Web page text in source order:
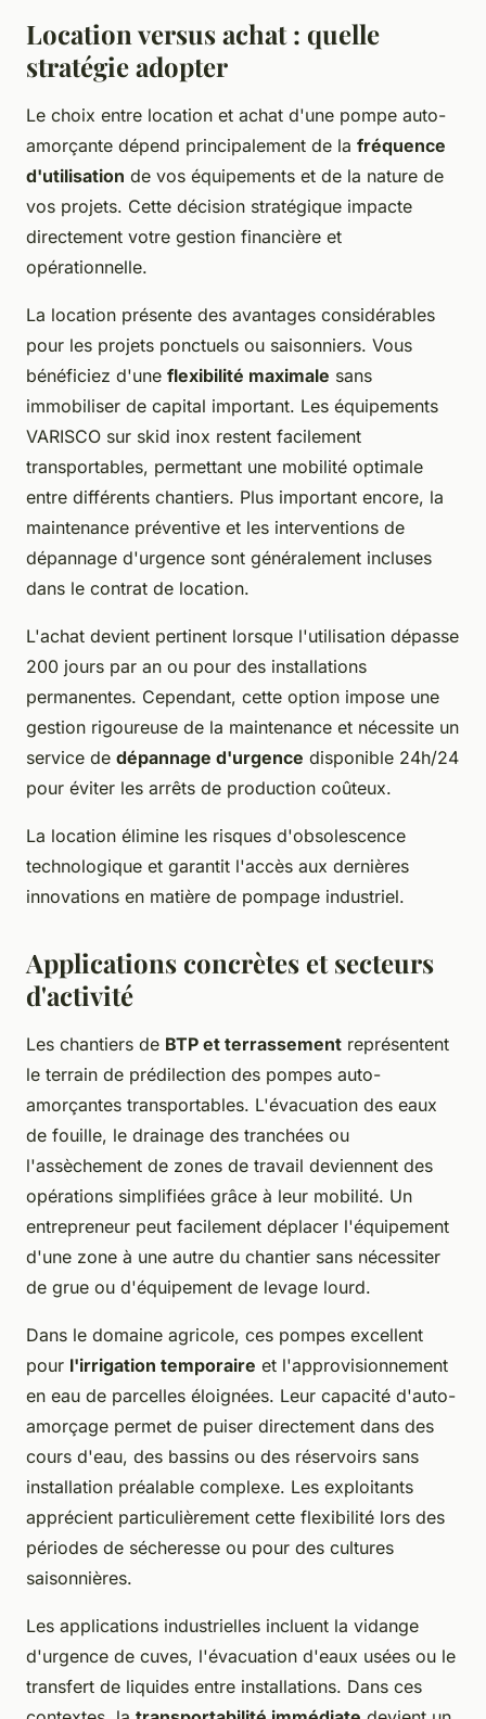
Location versus achat : quelle
stratégie adopter
Le choix entre location et achat d'une pompe auto-
amorçante dépend principalement de la fréquence
d'utilisation de vos équipements et de la nature de
vos projets. Cette décision stratégique impacte
directement votre gestion financière et
opérationnelle.
La location présente des avantages considérables
pour les projets ponctuels ou saisonniers. Vous
bénéficiez d'une flexibilité maximale sans
immobiliser de capital important. Les équipements
VARISCO sur skid inox restent facilement
transportables, permettant une mobilité optimale
entre différents chantiers. Plus important encore, la
maintenance préventive et les interventions de
dépannage d'urgence sont généralement incluses
dans le contrat de location.
L'achat devient pertinent lorsque l'utilisation dépasse
200 jours par an ou pour des installations
permanentes. Cependant, cette option impose une
gestion rigoureuse de la maintenance et nécessite un
service de dépannage d'urgence disponible 24h/24
pour éviter les arrêts de production coûteux.
La location élimine les risques d'obsolescence
technologique et garantit l'accès aux dernières
innovations en matière de pompage industriel.
Applications concrètes et secteurs
d'activité
Les chantiers de BTP et terrassement représentent
le terrain de prédilection des pompes auto-
amorçantes transportables. L'évacuation des eaux
de fouille, le drainage des tranchées ou
l'assèchement de zones de travail deviennent des
opérations simplifiées grâce à leur mobilité. Un
entrepreneur peut facilement déplacer l'équipement
d'une zone à une autre du chantier sans nécessiter
de grue ou d'équipement de levage lourd.
Dans le domaine agricole, ces pompes excellent
pour l'irrigation temporaire et l'approvisionnement
en eau de parcelles éloignées. Leur capacité d'auto-
amorçage permet de puiser directement dans des
cours d'eau, des bassins ou des réservoirs sans
installation préalable complexe. Les exploitants
apprécient particulièrement cette flexibilité lors des
périodes de sécheresse ou pour des cultures
saisonnières.
Les applications industrielles incluent la vidange
d'urgence de cuves, l'évacuation d'eaux usées ou le
transfert de liquides entre installations. Dans ces